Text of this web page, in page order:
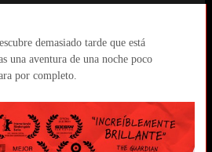
demasiado tarde que está
una aventura de una noche poco
por completo.